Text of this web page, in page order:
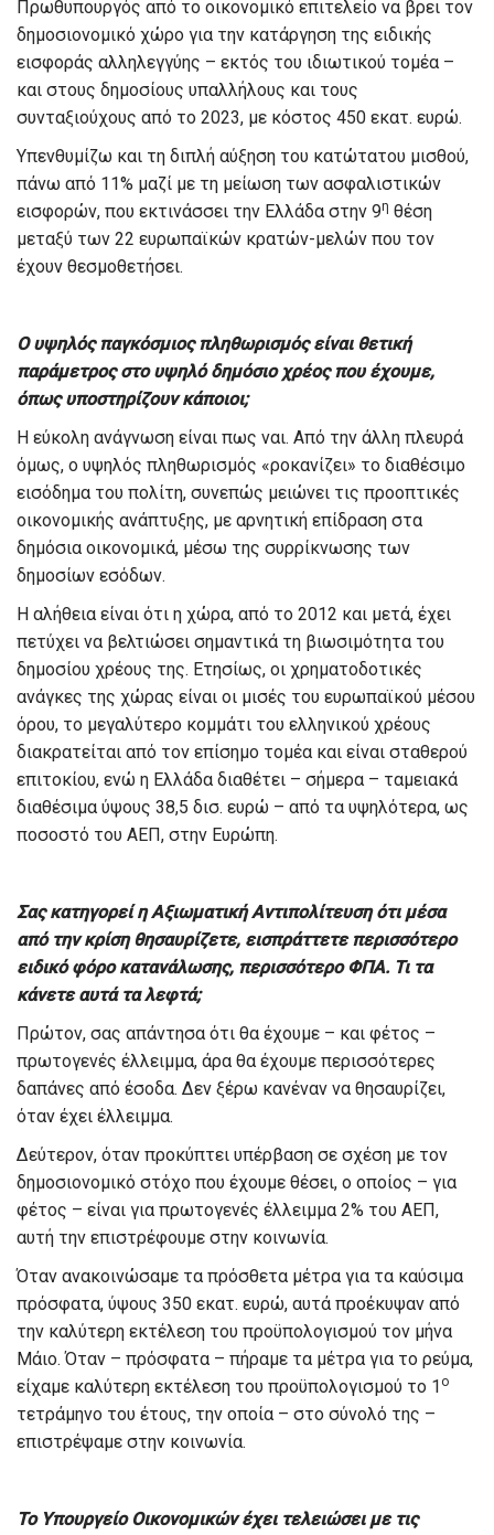
Πρωθυπουργός από το οικονομικό επιτελείο να βρει τον
δημοσιονομικό χώρο για την κατάργηση της ειδικής
εισφοράς αλληλεγγύης – εκτός του ιδιωτικού τομέα –
και στους δημοσίους υπαλλήλους και τους
συνταξιούχους από το 2023, με κόστος 450 εκατ. ευρώ.
Υπενθυμίζω και τη διπλή αύξηση του κατώτατου μισθού,
πάνω από 11% μαζί με τη μείωση των ασφαλιστικών
εισφορών, που εκτινάσσει την Ελλάδα στην 9η θέση
μεταξύ των 22 ευρωπαϊκών κρατών-μελών που τον
έχουν θεσμοθετήσει.
Ο υψηλός παγκόσμιος πληθωρισμός είναι θετική
παράμετρος στο υψηλό δημόσιο χρέος που έχουμε,
όπως υποστηρίζουν κάποιοι;
Η εύκολη ανάγνωση είναι πως ναι. Από την άλλη πλευρά
όμως, ο υψηλός πληθωρισμός «ροκανίζει» το διαθέσιμο
εισόδημα του πολίτη, συνεπώς μειώνει τις προοπτικές
οικονομικής ανάπτυξης, με αρνητική επίδραση στα
δημόσια οικονομικά, μέσω της συρρίκνωσης των
δημοσίων εσόδων.
Η αλήθεια είναι ότι η χώρα, από το 2012 και μετά, έχει
πετύχει να βελτιώσει σημαντικά τη βιωσιμότητα του
δημοσίου χρέους της. Ετησίως, οι χρηματοδοτικές
ανάγκες της χώρας είναι οι μισές του ευρωπαϊκού μέσου
όρου, το μεγαλύτερο κομμάτι του ελληνικού χρέους
διακρατείται από τον επίσημο τομέα και είναι σταθερού
επιτοκίου, ενώ η Ελλάδα διαθέτει – σήμερα – ταμειακά
διαθέσιμα ύψους 38,5 δισ. ευρώ – από τα υψηλότερα, ως
ποσοστό του ΑΕΠ, στην Ευρώπη.
Σας κατηγορεί η Αξιωματική Αντιπολίτευση ότι μέσα
από την κρίση θησαυρίζετε, εισπράττετε περισσότερο
ειδικό φόρο κατανάλωσης, περισσότερο ΦΠΑ. Τι τα
κάνετε αυτά τα λεφτά;
Πρώτον, σας απάντησα ότι θα έχουμε – και φέτος –
πρωτογενές έλλειμμα, άρα θα έχουμε περισσότερες
δαπάνες από έσοδα. Δεν ξέρω κανέναν να θησαυρίζει,
όταν έχει έλλειμμα.
Δεύτερον, όταν προκύπτει υπέρβαση σε σχέση με τον
δημοσιονομικό στόχο που έχουμε θέσει, ο οποίος – για
φέτος – είναι για πρωτογενές έλλειμμα 2% του ΑΕΠ,
αυτή την επιστρέφουμε στην κοινωνία.
Όταν ανακοινώσαμε τα πρόσθετα μέτρα για τα καύσιμα
πρόσφατα, ύψους 350 εκατ. ευρώ, αυτά προέκυψαν από
την καλύτερη εκτέλεση του προϋπολογισμού τον μήνα
Μάιο. Όταν – πρόσφατα – πήραμε τα μέτρα για το ρεύμα,
είχαμε καλύτερη εκτέλεση του προϋπολογισμού το 1 ο
τετράμηνο του έτους, την οποία – στο σύνολό της –
επιστρέψαμε στην κοινωνία.
Το Υπουργείο Οικονομικών έχει τελειώσει με τις